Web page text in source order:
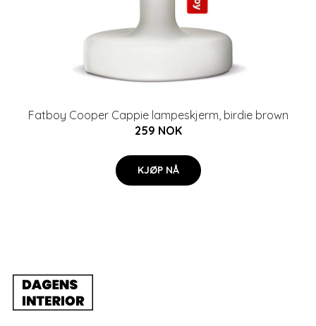
Fatboy Cooper Cappie lampeskjerm, birdie brown
259 NOK
KJØP NÅ